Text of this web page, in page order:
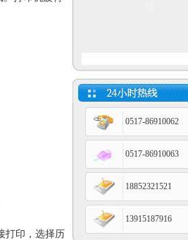
打印，选择历
0517-86910062
0517-86910063
18852321521
13915187916
蓝屏通用型无纸记录仪
FO值灭菌控制记录仪